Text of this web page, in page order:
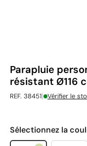
Parapluie
résistant Ø116
REF. 38451| Vérifier le
Sélectionnez la